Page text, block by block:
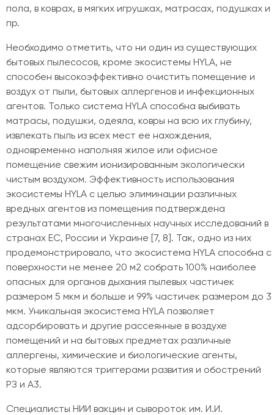
пола, в коврах, в мягких игрушках, матрасах, подушках и
пр.
Необходимо отметить, что ни один из существующих
бытовых пылесосов, кроме экосистемы HYLA, не
способен высокоэффективно очистить помещение и
воздух от пыли, бытовых аллергенов и инфекционных
агентов. Только система HYLA способна выбивать
матрасы, подушки, одеяла, ковры на всю их глубину,
извлекать пыль из всех мест ее нахождения,
одновременно наполняя жилое или офисное
помещение свежим ионизированным экологически
чистым воздухом. Эффективность использования
экосистемы HYLA с целью элиминации различных
вредных агентов из помещения подтверждена
результатами многочисленных научных исследований в
странах ЕС, России и Украине [7, 8]. Так, одно из них
продемонстрировало, что экосистема HYLA способна с
поверхности не менее 20 м2 собрать 100% наиболее
опасных для органов дыхания пылевых частичек
размером 5 мкм и больше и 99% частичек размером до 3
мкм. Уникальная экосистема HYLA позволяет
адсорбировать и другие рассеянные в воздухе
помещений и на бытовых предметах различные
аллергены, химические и биологические агенты,
которые являются триггерами развития и обострений
РЗ и A3.
Специалисты НИИ вакцин и сывороток им. И.И.